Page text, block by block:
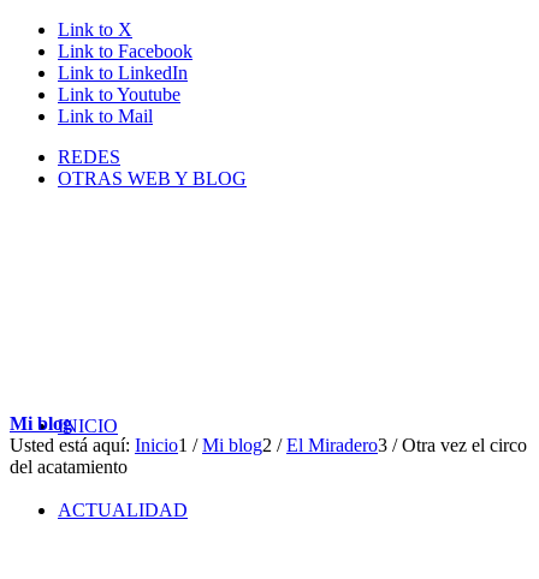
Link to X
Link to Facebook
Link to LinkedIn
Link to Youtube
Link to Mail
REDES
OTRAS WEB Y BLOG
INICIO
ACTUALIDAD
Mi blog
Usted está aquí: Inicio1 / Mi blog2 / El Miradero3 / Otra vez el circo
del acatamiento